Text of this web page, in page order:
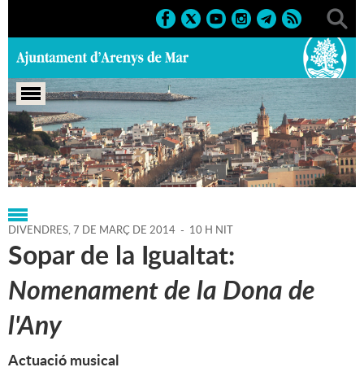
Portada > Regidories > Igualtat > Agenda > 07-03-2014
DIVENDRES,7 DE MARÇ DE 2014 - 10 H NIT
Sopar de la Igualtat:
Nomenament de la Dona de
l'Any
Actuació musical